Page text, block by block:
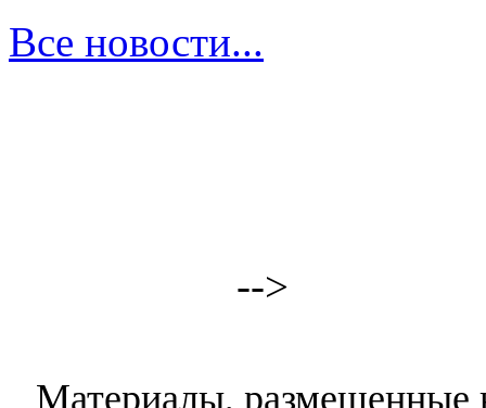
Все новости...
-->
Материалы, размещенные